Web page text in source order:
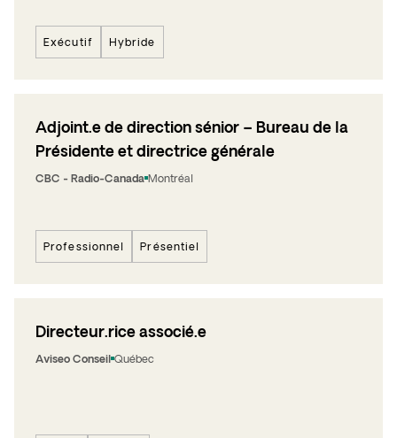
Exécutif Hybride
Professionnel Présentiel
Adjoint.e de direction sénior – Bureau de la
Présidente et directrice générale
CBC - Radio-Canada Montréal
Directeur.rice associé.e
Aviseo Conseil Québec